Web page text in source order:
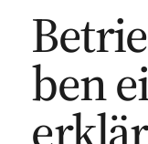
ben